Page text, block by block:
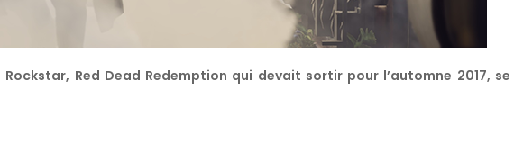
Red Dead Redemption qui devait sortir pour l’automne 2017,